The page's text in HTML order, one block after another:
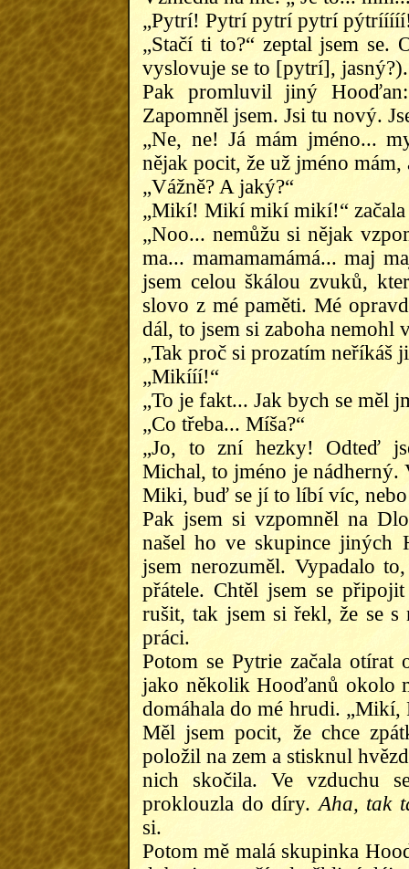
„Pytrí! Pytrí pytrí pytrí
„Stačí ti to?“ zeptal jsem
vyslovuje se to [pytrí], jasný?).
Pak promluvil jiný
Zapomněl jsem. Jsi tu nový.
„Ne, ne! Já mám jméno...
nějak pocit, že už jméno
„Vážně? A jaký?“
„Mikí! Mikí mikí mikí!“
„Noo... nemůžu si nějak
ma... mamamamámá... maj
jsem celou škálou zvuků,
slovo z mé paměti. Mé
dál, to jsem si zaboha nemohl
„Tak proč si prozatím neříkáš
„Mikííí!“
„To je fakt... Jak bych se měl
„Co třeba... Míša?“
„Jo, to zní hezky! Odteď
Michal, to jméno je
Miki, buď se jí to líbí víc,
Pak jsem si vzpomněl na
našel ho ve skupince jiných
jsem nerozuměl. Vypadalo
přátele. Chtěl jsem se
rušit, tak jsem si řekl, že se
práci.
Potom se Pytrie začala
jako několik Hooďanů okolo
domáhala do mé hrudi. „Mikí,
Měl jsem pocit, že chce
položil na zem a stisknul
nich skočila. Ve vzduchu
proklouzla do díry. Aha, tak
si.
Potom mě malá skupinka